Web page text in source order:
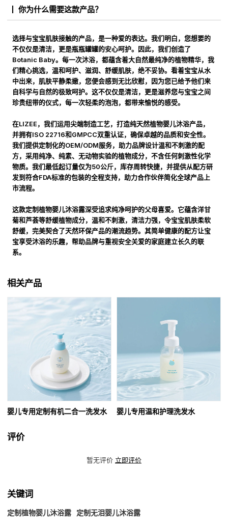
你为什么需要这款产品？
选择与宝宝肌肤接触的产品，是一种爱的表达。我们明白，您想要的
不仅仅是清洁，更是瓶瓶罐罐的安心呵护。因此，我们创造了
Botanic Baby。每一次沐浴，都蕴含着大自然最纯净的植物精华，我
们精心挑选，温和呵护、滋润、舒缓肌肤，绝不妥协。看着宝宝从水
中出来，肌肤平静柔嫩，您便会感到无比欣慰，因为您已给予他们来
自科学与自然的极致呵护。这不仅仅是清洁，更是滋养您与宝宝之间
珍贵纽带的仪式，每一次轻柔的泡泡，都带来愉悦的感受。
在LIZEE，我们运用尖端制造工艺，打造纯天然植物婴儿沐浴产品，
并拥有ISO 22716和GMPCC双重认证，确保卓越的品质和安全性。
我们提供定制化的OEM/ODM服务，助力品牌设计温和不刺激的配
方，采用纯净、纯素、无动物实验的植物成分，不含任何刺激性化学
物质。我们最低起订量仅为50公斤，库存周转快捷，并提供从配方研
发到符合FDA标准的包装的全程支持，助力合作伙伴简化全球产品上
市流程。
这款定制植物婴儿沐浴露深受追求纯净呵护的父母喜爱。它蕴含洋甘
菊和芦荟等舒缓植物成分，温和不刺激，清洁力强，令宝宝肌肤柔软
舒缓，完美契合了天然环保产品的潮流趋势。其简单健康的配方让宝
宝享受沐浴的乐趣，帮助品牌与重视安全关爱的家庭建立长久的联
系。
相关产品
婴儿专用定制有机二合一洗发水 婴儿专用温和护理洗发水
评价
暂无评价 立即评价
关键词
定制植物婴儿沐浴露
定制无泪婴儿沐浴露